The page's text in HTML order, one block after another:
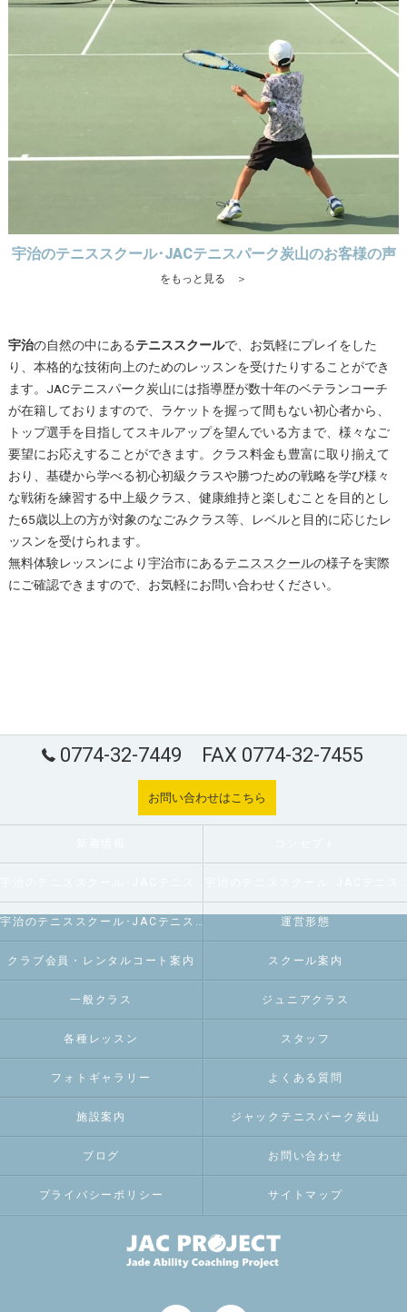
宇治のテニススクール･JACテニスパーク炭山のお客様の声
をもっと見る ＞
宇治の自然の中にあるテニススクールで、お気軽にプレイをした
り、本格的な技術向上のためのレッスンを受けたりすることができ
ます。JACテニスパーク炭山には指導歴が数十年のベテランコーチ
が在籍しておりますので、ラケットを握って間もない初心者から、
トップ選手を目指してスキルアップを望んでいる方まで、様々なご
要望にお応えすることができます。クラス料金も豊富に取り揃えて
おり、基礎から学べる初心初級クラスや勝つための戦略を学び様々
な戦術を練習する中上級クラス、健康維持と楽しむことを目的とし
た65歳以上の方が対象のなごみクラス等、レベルと目的に応じたレ
ッスンを受けられます。
無料体験レッスンにより宇治市にあるテニススクールの様子を実際
にご確認できますので、お気軽にお問い合わせください。
0774-32-7449 FAX 0774-32-7455
お問い合わせはこちら
宇治のテニススクール･JACテニスパーク炭山のお客様の声 運営形態
クラブ会員・レンタルコート案内 スクール案内
一般クラス ジュニアクラス
各種レッスン スタッフ
フォトギャラリー よくある質問
施設案内 ジャックテニスパーク炭山
ブログ お問い合わせ
プライバシーポリシー サイトマップ